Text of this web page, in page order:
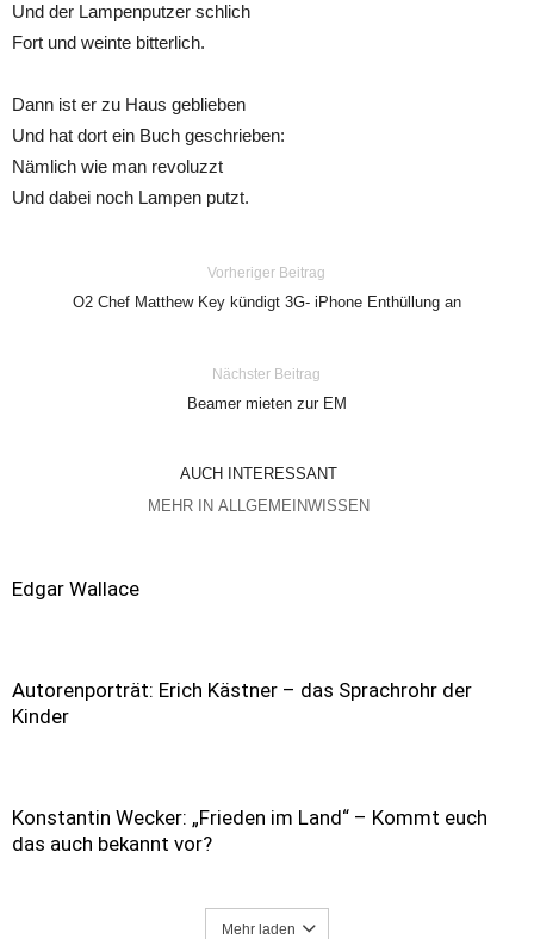
Und der Lampenputzer schlich
Fort und weinte bitterlich.
Dann ist er zu Haus geblieben
Und hat dort ein Buch geschrieben:
Nämlich wie man revoluzzt
Und dabei noch Lampen putzt.
Vorheriger Beitrag
O2 Chef Matthew Key kündigt 3G- iPhone Enthüllung an
Nächster Beitrag
Beamer mieten zur EM
AUCH INTERESSANT
MEHR IN ALLGEMEINWISSEN
Edgar Wallace
Autorenporträt: Erich Kästner – das Sprachrohr der
Kinder
Konstantin Wecker: „Frieden im Land“ – Kommt euch
das auch bekannt vor?
Mehr laden